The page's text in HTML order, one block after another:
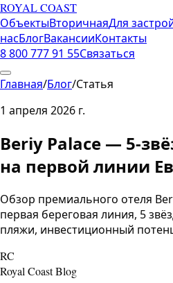
ROYAL COAST
ОбъектыВторичнаяДля
насБлогВакансииКонтакты
8 800 777 91 55Связаться
Главная/Блог/Статья
1 апреля 2026 г.
Beriy Palace — 5-
на первой линии
Обзор премиального отеля
первая береговая линия, 5
пляжи, инвестиционный
RC
Royal Coast Blog